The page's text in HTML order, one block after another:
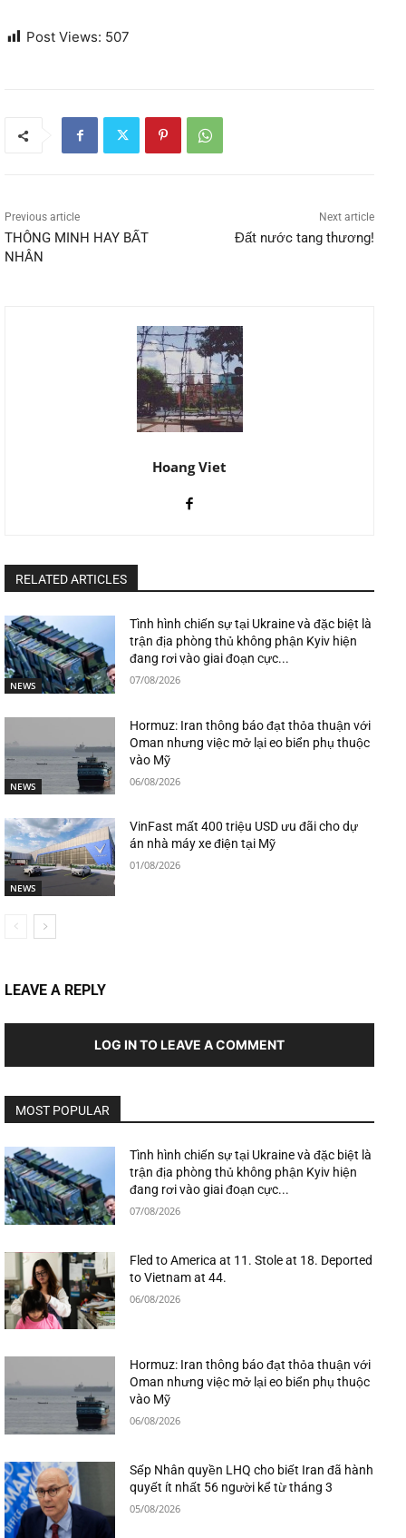
Post Views: 507
Previous article
THÔNG MINH HAY BẤT
NHÂN
Next article
Đất nước tang thương!
Hoang Viet
RELATED ARTICLES
NEWS
Tình hình chiến sự tại Ukraine và đặc biệt là
trận địa phòng thủ không phận Kyiv hiện
đang rơi vào giai đoạn cực...
07/08/2026
NEWS
Hormuz: Iran thông báo đạt thỏa thuận với
Oman nhưng việc mở lại eo biển phụ thuộc
vào Mỹ
06/08/2026
NEWS
VinFast mất 400 triệu USD ưu đãi cho dự
án nhà máy xe điện tại Mỹ
01/08/2026
LEAVE A REPLY
LOG IN TO LEAVE A COMMENT
MOST POPULAR
Tình hình chiến sự tại Ukraine và đặc biệt là
trận địa phòng thủ không phận Kyiv hiện
đang rơi vào giai đoạn cực...
07/08/2026
Fled to America at 11. Stole at 18. Deported
to Vietnam at 44.
06/08/2026
Hormuz: Iran thông báo đạt thỏa thuận với
Oman nhưng việc mở lại eo biển phụ thuộc
vào Mỹ
06/08/2026
Sếp Nhân quyền LHQ cho biết Iran đã hành
quyết ít nhất 56 người kể từ tháng 3
05/08/2026